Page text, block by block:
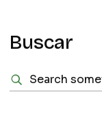
Buscar